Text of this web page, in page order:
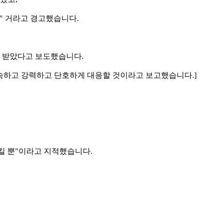
거라고 경고했습니다.
았다고 보도했습니다.
고 강력하고 단호하게 대응할 것이라고 보고했습니다.]
뿐"이라고 지적했습니다.